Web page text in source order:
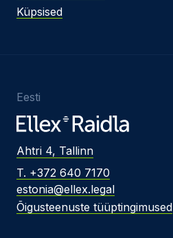
Küpsised
Eesti
Ahtri 4, Tallinn
T. +372 640 7170
estonia@ellex.legal
Õigusteenuste tüüptingimused